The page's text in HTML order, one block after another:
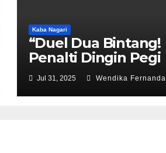
Kaba Nagari
“Duel Dua Bintang!
Penalti Dingin Pegi
Tak Cukup, Dua Gol
Magis Dito Balikkan
Keadaan!”
Jul 31, 2025 Wendika Fernanda